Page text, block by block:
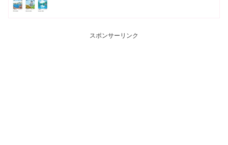
スポンサーリンク